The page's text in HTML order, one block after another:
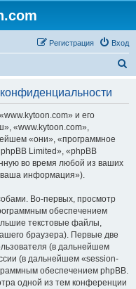
Вход
Регистрация
и его
«www.kytoon.com»,
«они», «программное
Limited», «phpBB
во время любой из ваших
информация»).
Во-первых, просмотр
обеспечением
текстовые файлы,
браузера). Первые две
(в дальнейшем
(в дальнейшем «session-
обеспечением phpBB.
одной из тем конференции